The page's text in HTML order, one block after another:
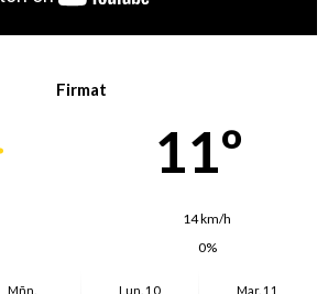
Firmat
11º
14 km/h
0%
Mñn.
Lun. 10
Mar. 11